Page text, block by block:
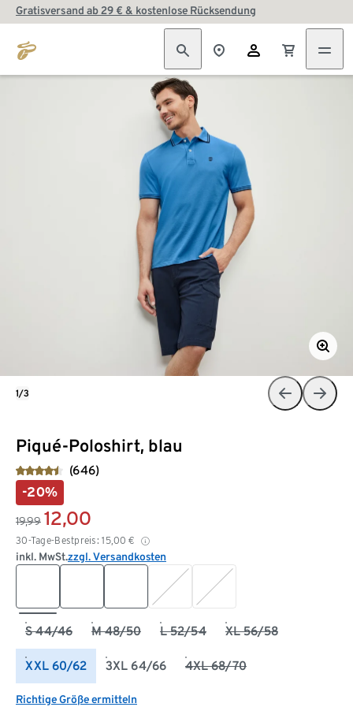
Gratisversand ab 29 € & kostenlose Rücksendung
Piqué-Poloshirt, blau
(646)
-20%
19,99 12,00
30-Tage-Bestpreis: 15,00 €
inkl. MwSt.zzgl. Versandkosten
S 44/46 M 48/50 L 52/54 XL 56/58
XXL 60/62 3XL 64/66 4XL 68/70
Richtige Größe ermitteln
1/3